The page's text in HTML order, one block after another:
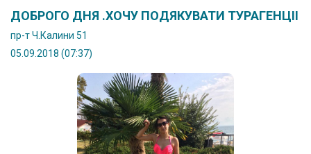
ДОБРОГО ДНЯ .ХОЧУ ПОДЯКУВАТИ ТУРАГЕНЦІІ
пр-т Ч.Калини 51
05.09.2018 (07:37)